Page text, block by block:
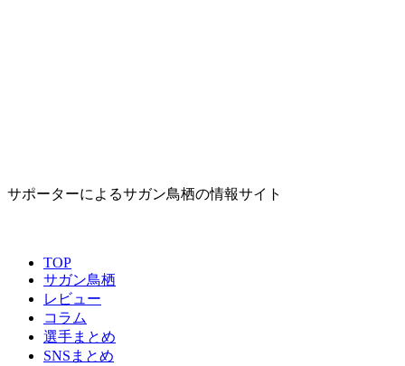
サポーターによるサガン鳥栖の情報サイト
TOP
サガン鳥栖
レビュー
コラム
選手まとめ
SNSまとめ